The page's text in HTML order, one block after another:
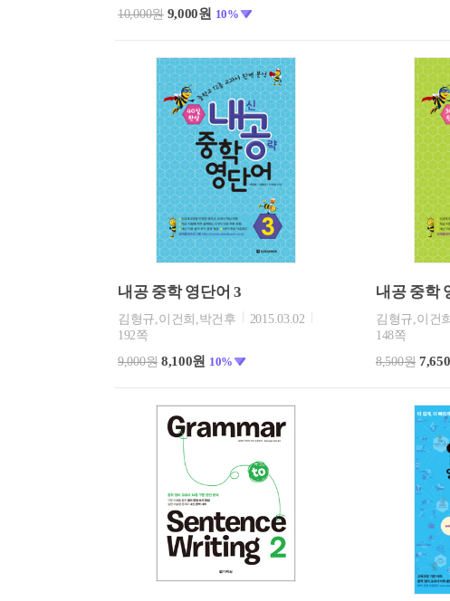
10,000원 9,000원 10%
내공 중학 영단어 3
김형규,이건희,박건후
2015.03.02
192쪽
9,000원 8,100원 10%
내공 중학
김형규,이건
148쪽
8,500원